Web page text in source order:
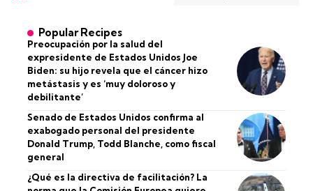
Popular Recipes
Preocupación por la salud del
expresidente de Estados Unidos Joe
Biden: su hijo revela que el cáncer hizo
metástasis y es ‘muy doloroso y
debilitante’
Senado de Estados Unidos confirma al
exabogado personal del presidente
Donald Trump, Todd Blanche, como fiscal
general
¿Qué es la directiva de facilitación? La